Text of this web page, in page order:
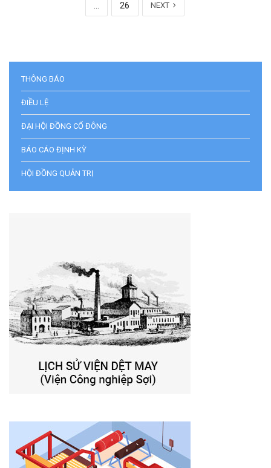
26 NEXT
THÔNG BÁO
ĐIỀU LỆ
ĐẠI HỘI ĐỒNG CỔ ĐÔNG
BÁO CÁO ĐỊNH KỲ
HỘI ĐỒNG QUẢN TRỊ